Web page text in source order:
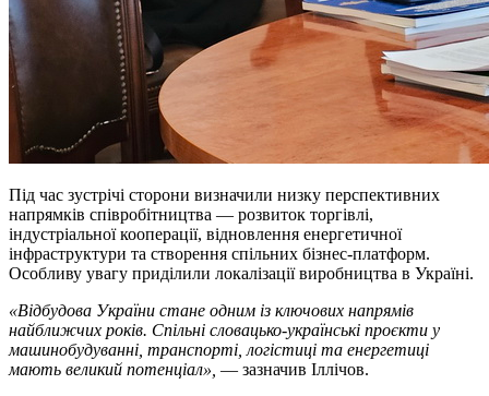
Під час зустрічі сторони визначили низку перспективних
напрямків співробітництва — розвиток торгівлі,
індустріальної кооперації, відновлення енергетичної
інфраструктури та створення спільних бізнес-платформ.
Особливу увагу приділили локалізації виробництва в Україні.
«Відбудова України стане одним із ключових напрямів
найближчих років. Спільні словацько-українські проєкти у
машинобудуванні, транспорті, логістиці та енергетиці
мають великий потенціал», — зазначив Іллічов.